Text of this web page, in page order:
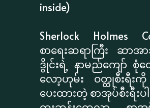
inside)
Sherlock Holmes
စာရေးဆရာကြီး ဆာအ
ဒွိုင်းရဲ့ နာမည်ကျော် စုံထ
လော့ဟုမ်း ဝတ္ထုစီးရီးကို
ပေးထားတဲ့ စာအုပ်စီးရီးပါ